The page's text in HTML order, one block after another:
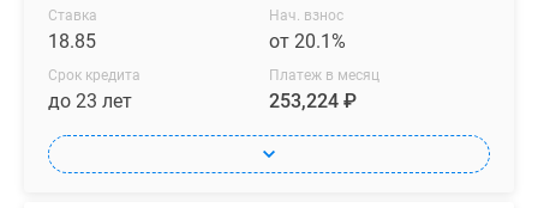
Ставка
18.85
Нач. взнос
от 20.1%
Срок кредита
до 23 лет
Платеж в месяц
253,224 ₽